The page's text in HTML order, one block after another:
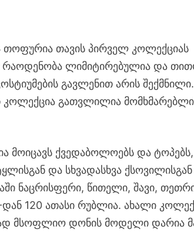
თოფურია თავის პირველ კოლექციას
რაოდენობა ლიმიტირებულია და
გავლენით არის შექმნილი.
კოლექცია გათვლილია
მოიცავს ქვედაბოლოებს და ტოპებს,
და სხვადასხვა
ნაცრისფერი, წითელი, შავი,
120 ათასი რუბლია. ახალი
მსოფლიო დონის მოდელი დარია